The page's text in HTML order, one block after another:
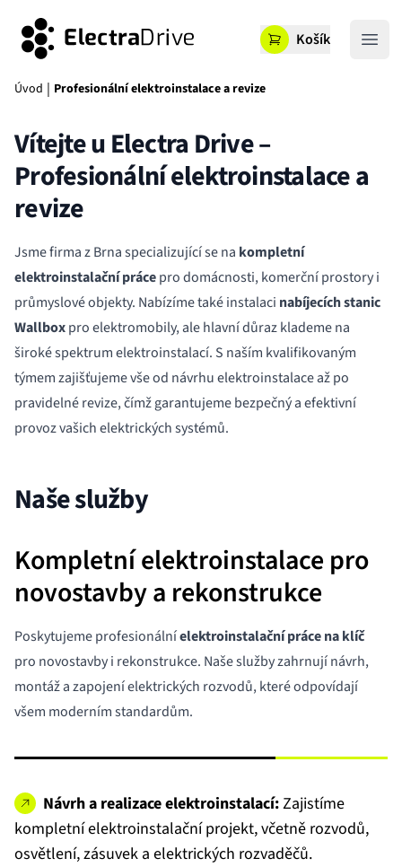
ElectraDrive
Košík
Úvod | Profesionální elektroinstalace a revize
Vítejte u Electra Drive –
Profesionální elektroinstalace a
revize
Jsme firma z Brna specializující se na kompletní
elektroinstalační prácepro domácnosti, komerční prostory i
průmyslové objekty. Nabízíme také instalaci nabíjecích stanic
Wallboxpro elektromobily, ale hlavní důraz klademe na
široké spektrum elektroinstalací. S naším kvalifikovaným
týmem zajišťujeme vše od návrhu elektroinstalace až po
pravidelné revize, čímž garantujeme bezpečný a efektivní
provoz vašich elektrických systémů.
Naše služby
Kompletní elektroinstalace pro
novostavby a rekonstrukce
Poskytujeme profesionálníelektroinstalační práce na klíč
pro novostavby i rekonstrukce. Naše služby zahrnují návrh,
montáž a zapojení elektrických rozvodů, které odpovídají
všem moderním standardům.
Návrh a realizace elektroinstalací:Zajistíme
kompletní elektroinstalační projekt, včetně rozvodů,
osvětlení, zásuvek a elektrických rozvaděčů.